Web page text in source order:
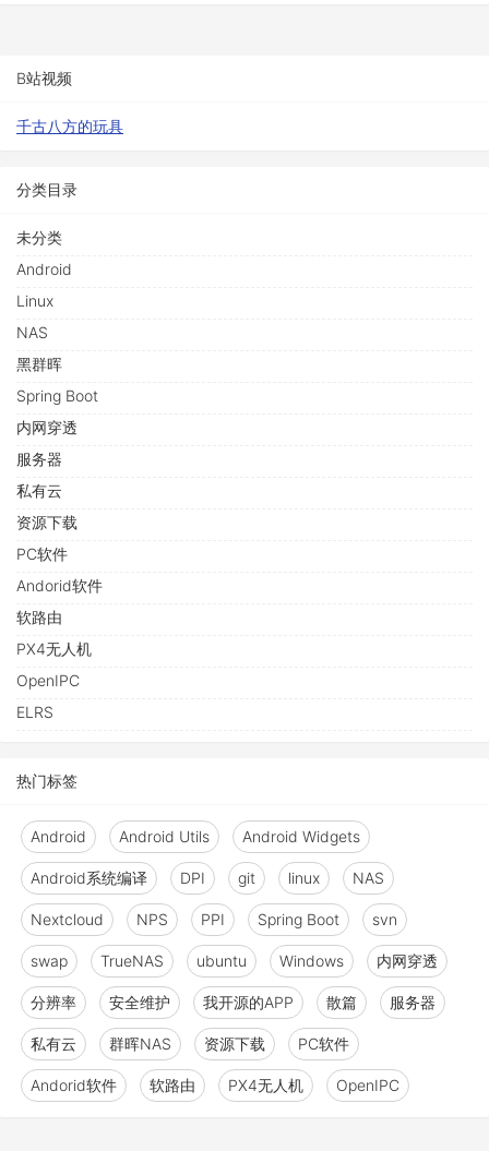
B站视频
千古八方的玩具
分类目录
未分类
Android
Linux
NAS
黑群晖
Spring Boot
内网穿透
服务器
私有云
资源下载
PC软件
Andorid软件
软路由
PX4无人机
OpenIPC
ELRS
热门标签
Android Android Utils Android Widgets
Android系统编译 DPI git linux NAS
Nextcloud NPS PPI Spring Boot svn
swap TrueNAS ubuntu Windows 内网穿透
分辨率 安全维护 我开源的APP 散篇 服务器
私有云 群晖NAS 资源下载 PC软件
Andorid软件 软路由 PX4无人机 OpenIPC